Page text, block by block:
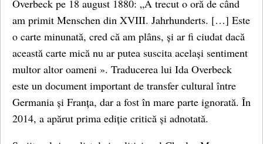
Overbeck pe 18 august 1880: „A trecut o oră de când
am primit Menschen din XVIII. Jahrhunderts. […] Este
o carte minunată, cred că am plâns, și ar fi ciudat dacă
această carte mică nu ar putea suscita același sentiment
multor altor oameni ». Traducerea lui Ida Overbeck
este un document important de transfer cultural între
Germania și Franța, dar a fost în mare parte ignorată. În
2014, a apărut prima ediție critică și adnotată.